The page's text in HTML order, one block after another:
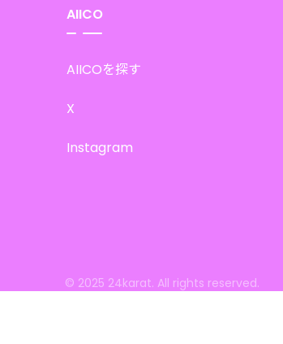
AIICO
AIICOを探す
X
Instagram
© 2025 24karat. All rights reserved.